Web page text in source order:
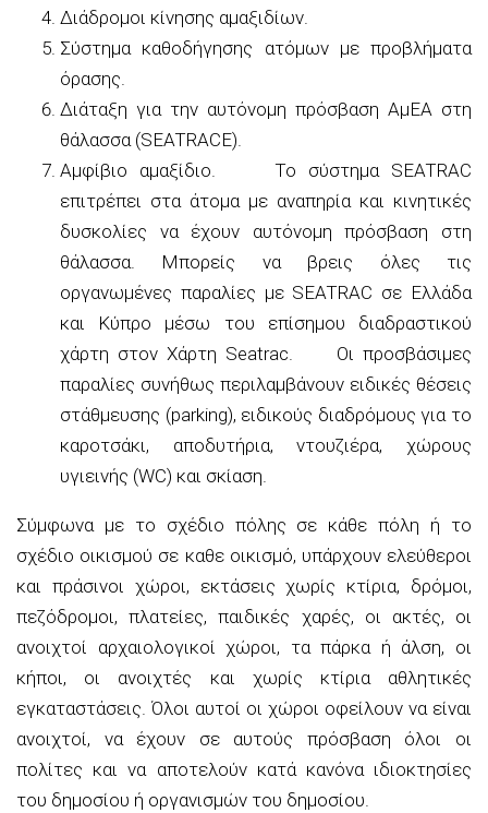
Διάδρομοι κίνησης αμαξιδίων.
Σύστημα καθοδήγησης ατόμων με προβλήματα
όρασης.
Διάταξη για την αυτόνομη πρόσβαση ΑμΕΑ στη
θάλασσα (SEATRACE).
Αμφίβιο αμαξίδιο. Το σύστημα SEATRAC
επιτρέπει στα άτομα με αναπηρία και κινητικές
δυσκολίες να έχουν αυτόνομη πρόσβαση στη
θάλασσα. Μπορείς να βρεις όλες τις
οργανωμένες παραλίες με SEATRAC σε Ελλάδα
και Κύπρο μέσω του επίσημου διαδραστικού
χάρτη στον Χάρτη Seatrac. Οι προσβάσιμες
παραλίες συνήθως περιλαμβάνουν ειδικές θέσεις
στάθμευσης (parking), ειδικούς διαδρόμους για το
καροτσάκι, αποδυτήρια, ντουζιέρα, χώρους
υγιεινής (WC) και σκίαση.
Σύμφωνα με το σχέδιο πόλης σε κάθε πόλη ή το
σχέδιο οικισμού σε καθε οικισμό, υπάρχουν ελεύθεροι
και πράσινοι χώροι, εκτάσεις χωρίς κτίρια, δρόμοι,
πεζόδρομοι, πλατείες, παιδικές χαρές, οι ακτές, οι
ανοιχτοί αρχαιολογικοί χώροι, τα πάρκα ή άλση, οι
κήποι, οι ανοιχτές και χωρίς κτίρια αθλητικές
εγκαταστάσεις. Όλοι αυτοί οι χώροι οφείλουν να είναι
ανοιχτοί, να έχουν σε αυτούς πρόσβαση όλοι οι
πολίτες και να αποτελούν κατά κανόνα ιδιοκτησίες
του δημοσίου ή οργανισμών του δημοσίου.